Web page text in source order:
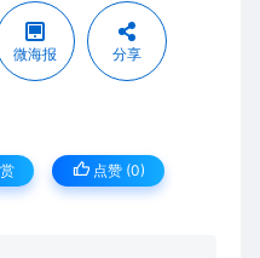
微海报 分享
点赞 (0)